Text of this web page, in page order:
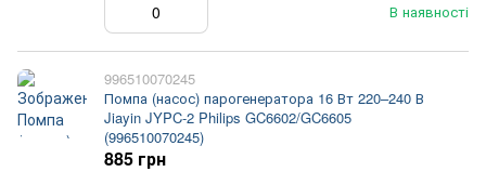
В наявності
996510070245
Помпа (насос) парогенератора 16 Вт 220–240 В
Jiayin JYPC-2 Philips GC6602/GC6605
(996510070245)
885 грн